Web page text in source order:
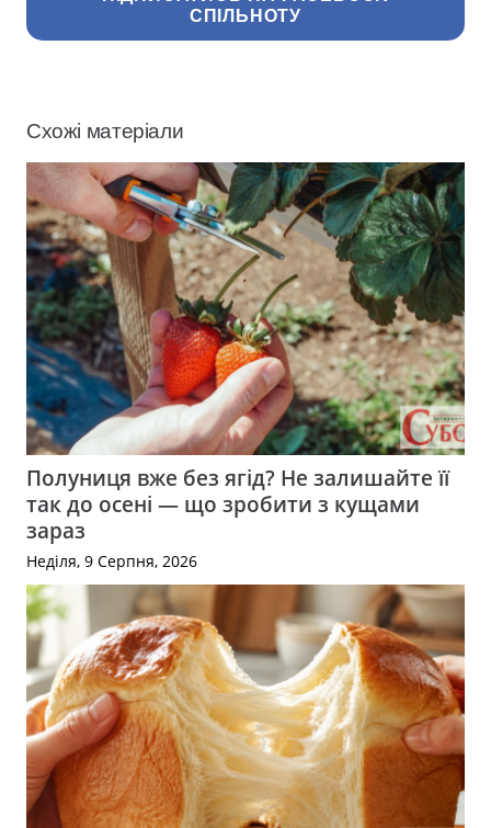
СПІЛЬНОТУ
Схожі матеріали
Полуниця вже без ягід? Не залишайте її
так до осені — що зробити з кущами
зараз
Неділя, 9 Серпня, 2026